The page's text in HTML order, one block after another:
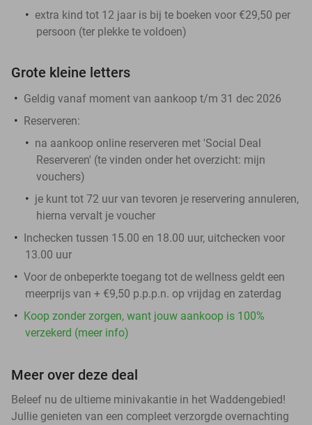
extra kind tot 12 jaar is bij te boeken voor €29,50 per
persoon (ter plekke te voldoen)
Grote kleine letters
Geldig vanaf moment van aankoop t/m 31 dec 2026
Reserveren:
na aankoop online reserveren met 'Social Deal
Reserveren' (te vinden onder het overzicht: mijn
vouchers)
je kunt tot 72 uur van tevoren je reservering annuleren,
hierna vervalt je voucher
Inchecken tussen 15.00 en 18.00 uur, uitchecken voor
13.00 uur
Voor de onbeperkte toegang tot de wellness geldt een
meerprijs van + €9,50 p.p.p.n. op vrijdag en zaterdag
Koop zonder zorgen, want jouw aankoop is 100%
verzekerd (meer info)
Meer over deze deal
Beleef nu de ultieme minivakantie in het Waddengebied!
Jullie genieten van een compleet verzorgde overnachting